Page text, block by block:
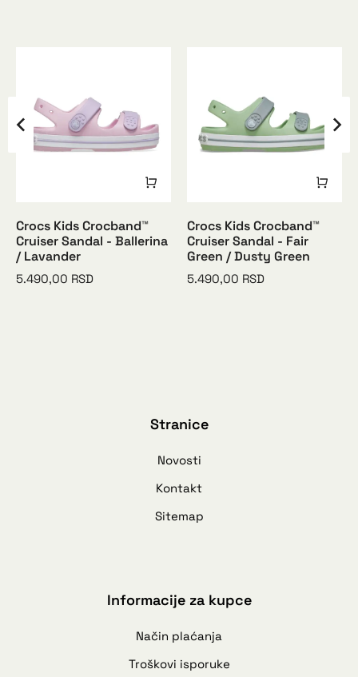
Crocs Kids Crocband™
Cruiser Sandal - Ballerina
/ Lavander
5.490,00 RSD
Crocs Kids Crocband™
Cruiser Sandal - Fair
Green / Dusty Green
5.490,00 RSD
Stranice
Novosti
Kontakt
Sitemap
Informacije za kupce
Način plaćanja
Troškovi isporuke